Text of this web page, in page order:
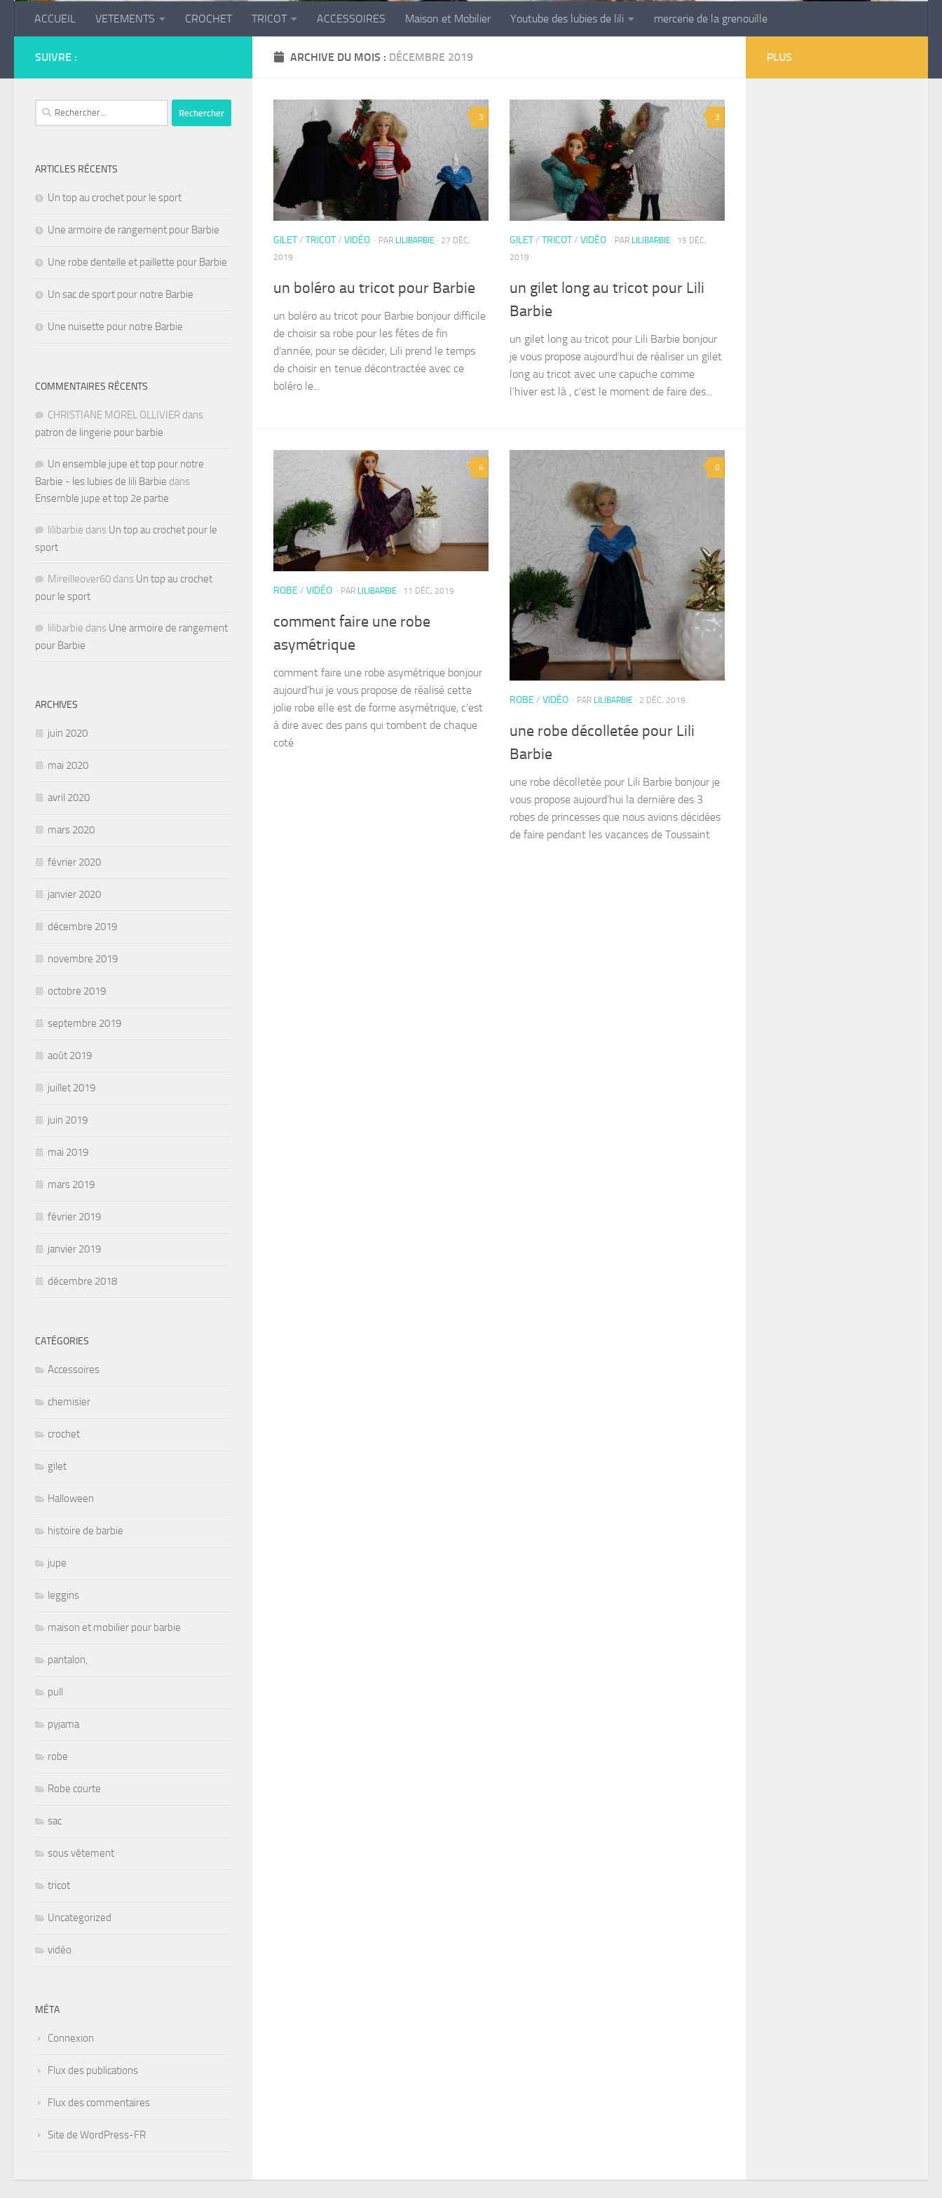
ACCUEIL VETEMENTS CROCHET TRICOT ACCESSOIRES Maison et Mobilier Youtube des lubies de lili mercerie de la grenouille
ARCHIVE DU MOIS : DÉCEMBRE 2019
3
GILET/ TRICOT/ VIDÉO · PAR LILIBARBIE · 27 DÉC,
2019
un boléro au tricot pour Barbie
un boléro au tricot pour Barbie bonjour difficile
de choisir sa robe pour les fêtes de fin
d’année, pour se décider, Lili prend le temps
de choisir en tenue décontractée avec ce
boléro le...
3
GILET/ TRICOT/ VIDÉO · PAR LILIBARBIE · 15 DÉC,
2019
un gilet long au tricot pour Lili
Barbie
un gilet long au tricot pour Lili Barbie bonjour
je vous propose aujourd’hui de réaliser un gilet
long au tricot avec une capuche comme
l’hiver est là , c’est le moment de faire des...
4
ROBE / VIDÉO · PAR LILIBARBIE · 11 DÉC, 2019
comment faire une robe
asymétrique
comment faire une robe asymétrique bonjour
aujourd’hui je vous propose de réalisé cette
jolie robe elle est de forme asymétrique, c’est
à dire avec des pans qui tombent de chaque
coté
0
ROBE / VIDÉO · PAR LILIBARBIE · 2 DÉC, 2019
une robe décolletée pour Lili
Barbie
une robe décolletée pour Lili Barbie bonjour je
vous propose aujourd’hui la dernière des 3
robes de princesses que nous avions décidées
de faire pendant les vacances de Toussaint
SUIVRE :
Rechercher :
ARTICLES RÉCENTS
Un top au crochet pour le sport
Une armoire de rangement pour Barbie
Une robe dentelle et paillette pour Barbie
Un sac de sport pour notre Barbie
Une nuisette pour notre Barbie
COMMENTAIRES RÉCENTS
CHRISTIANE MOREL OLLIVIER dans
patron de lingerie pour barbie
Un ensemble jupe et top pour notre
Barbie - les lubies de lili Barbie dans
Ensemble jupe et top 2e partie
lilibarbie dans Un top au crochet pour le
sport
Mireilleover60 dans Un top au crochet
pour le sport
lilibarbie dans Une armoire de rangement
pour Barbie
ARCHIVES
juin 2020
mai 2020
avril 2020
mars 2020
février 2020
janvier 2020
décembre 2019
novembre 2019
octobre 2019
septembre 2019
août 2019
juillet 2019
juin 2019
mai 2019
mars 2019
février 2019
janvier 2019
décembre 2018
CATÉGORIES
Accessoires
chemisier
crochet
gilet
Halloween
histoire de barbie
jupe
leggins
maison et mobilier pour barbie
pantalon,
pull
pyjama
robe
Robe courte
sac
sous vêtement
tricot
Uncategorized
vidéo
MÉTA
Connexion
Flux des publications
Flux des commentaires
Site de WordPress-FR
PLUS